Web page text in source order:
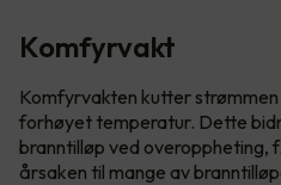
Komfyrvakt
Komfyrvakten kutter
forhøyet temperatur. Dette
branntilløp ved overoppheting,
årsaken til mange av